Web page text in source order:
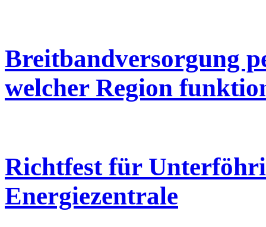
Breitbandversorgung
welcher Region
Richtfest für
Energiezentrale